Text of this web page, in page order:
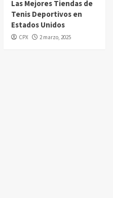
tus compras Amazon
2025
Las Mejores Tiendas de
Tenis Deportivos en
Estados Unidos
CPX 2 marzo, 2025